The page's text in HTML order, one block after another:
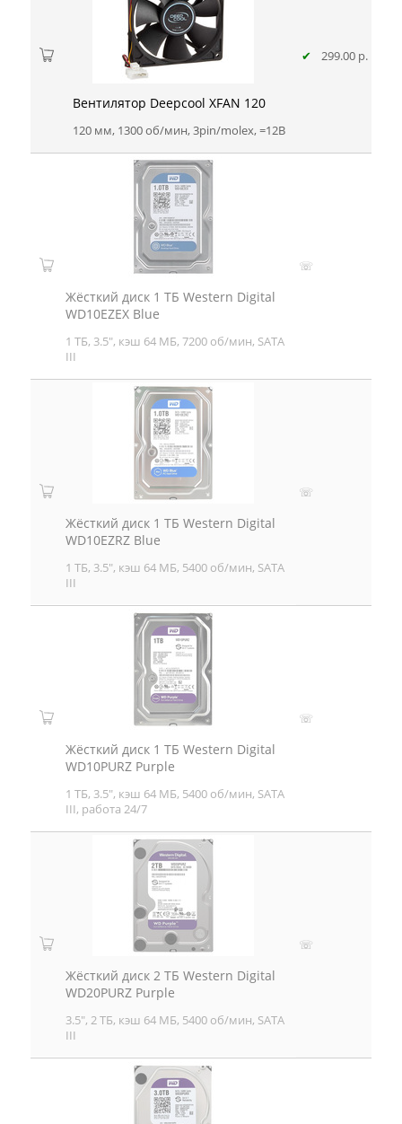
Вентилятор Deepcool XFAN 120
120 мм, 1300 об/мин, 3pin/molex, =12В
✔ 299.00 р.
Жёсткий диск 1 ТБ Western Digital
WD10EZEX Blue
1 ТБ, 3.5", кэш 64 МБ, 7200 об/мин, SATA
III
☏
Жёсткий диск 1 ТБ Western Digital
WD10EZRZ Blue
1 ТБ, 3.5", кэш 64 МБ, 5400 об/мин, SATA
III
☏
Жёсткий диск 1 ТБ Western Digital
WD10PURZ Purple
1 ТБ, 3.5", кэш 64 МБ, 5400 об/мин, SATA
III, работа 24/7
☏
Жёсткий диск 2 ТБ Western Digital
WD20PURZ Purple
3.5", 2 ТБ, кэш 64 МБ, 5400 об/мин, SATA
III
☏